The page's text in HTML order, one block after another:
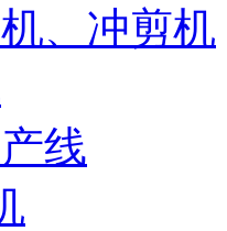
、冲剪机
线